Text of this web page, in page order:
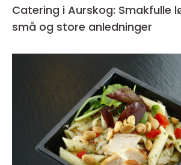
Catering i Aurskog: Smakfulle
små og store anledninger